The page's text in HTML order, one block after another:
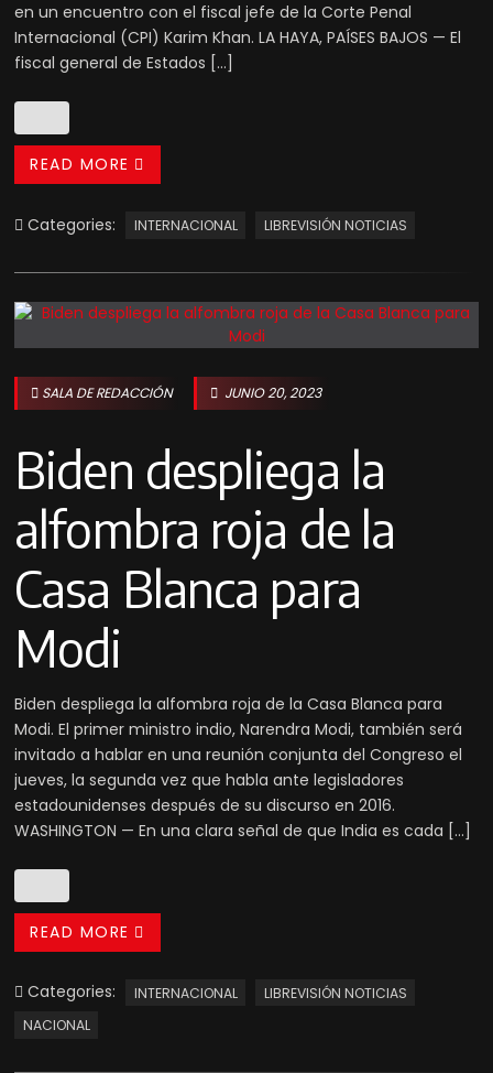
en un encuentro con el fiscal jefe de la Corte Penal
Internacional (CPI) Karim Khan. LA HAYA, PAÍSES BAJOS — El
fiscal general de Estados […]
READ MORE
Categories: INTERNACIONAL LIBREVISIÓN NOTICIAS
SALA DE REDACCIÓN JUNIO 20, 2023
Biden despliega la
alfombra roja de la
Casa Blanca para
Modi
Biden despliega la alfombra roja de la Casa Blanca para
Modi. El primer ministro indio, Narendra Modi, también será
invitado a hablar en una reunión conjunta del Congreso el
jueves, la segunda vez que habla ante legisladores
estadounidenses después de su discurso en 2016.
WASHINGTON — En una clara señal de que India es cada […]
READ MORE
Categories: INTERNACIONAL
LIBREVISIÓN NOTICIAS
NACIONAL